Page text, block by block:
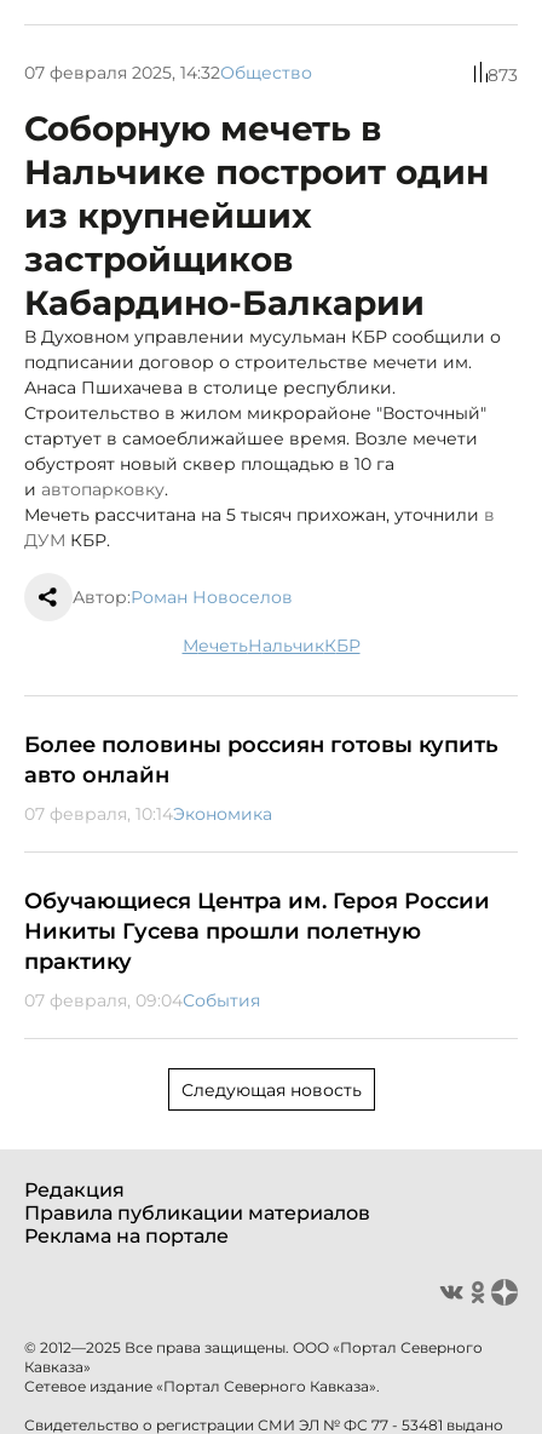
07 февраля 2025, 14:32Общество 873
Соборную мечеть в
Нальчике построит один
из крупнейших
застройщиков
Кабардино-Балкарии
В Духовном управлении мусульман КБР сообщили о
подписании договор о строительстве мечети им.
Анаса Пшихачева в столице республики.
Строительство в жилом микрорайоне "Восточный"
стартует в самоеближайшее время. Возле мечети
обустроят новый сквер площадью в 10 га
и автопарковку.
Мечеть рассчитана на 5 тысяч прихожан, уточнили в
ДУМ КБР.
Автор:Роман Новоселов
мечеть Нальчик КБР
Более половины россиян готовы купить
авто онлайн
07 февраля, 10:14Экономика
Обучающиеся Центра им. Героя России
Никиты Гусева прошли полетную
практику
07 февраля, 09:04События
Следующая новость
Редакция
Правила публикации материалов
Реклама на портале
© 2012—2025 Все права защищены. ООО «Портал Северного
Кавказа»
Сетевое издание «Портал Северного Кавказа».
Свидетельство о регистрации СМИ ЭЛ № ФС 77 - 53481 выдано